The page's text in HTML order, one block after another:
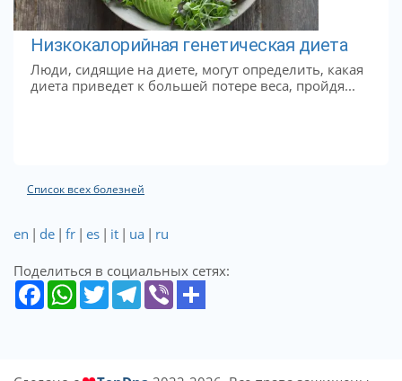
Низкокалорийная генетическая диета
Люди, сидящие на диете, могут определить, какая
диета приведет к большей потере веса, пройдя...
Список всех болезней
en | de | fr | es | it | ua | ru
Поделиться в социальных сетях: